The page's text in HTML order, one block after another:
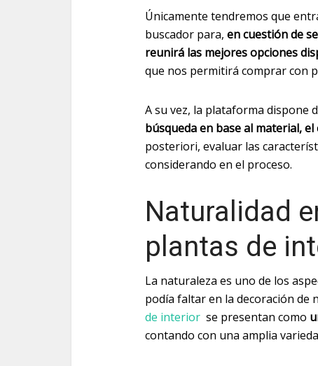
Únicamente tendremos que
buscador para, en cuestión de
reunirá las mejores opciones
que nos permitirá comprar con
A su vez, la plataforma dispone
búsqueda en base al material,
posteriori, evaluar las
considerando en el proceso.
Naturalidad
plantas de
La naturaleza es uno de los
podía faltar en la decoración de
de interior se presentan como
contando con una amplia